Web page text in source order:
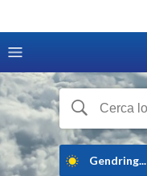
Gendring...